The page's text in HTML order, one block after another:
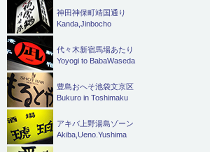
神田神保町靖国通り
Kanda,Jinbocho
代々木新宿馬場あたり
Yoyogi to BabaWaseda
豊島おへそ池袋文京区
Bukuro in Toshimaku
アキバ上野湯島ゾーン
Akiba,Ueno.Yushima